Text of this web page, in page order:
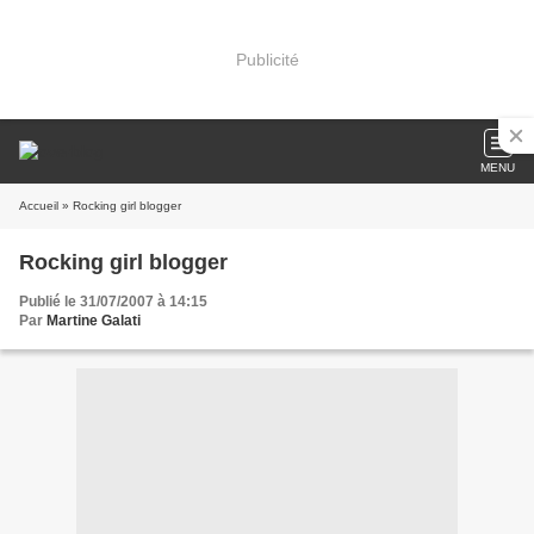
Publicité
MENU
Accueil » Rocking girl blogger
Rocking girl blogger
Publié le 31/07/2007 à 14:15
Par Martine Galati